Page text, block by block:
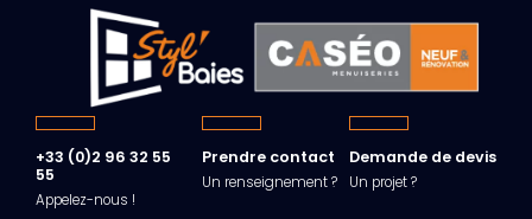
+33 (0)2 96 32 55
55
Appelez-nous !
Prendre contact
Un renseignement ?
Demande de devis
Un projet ?